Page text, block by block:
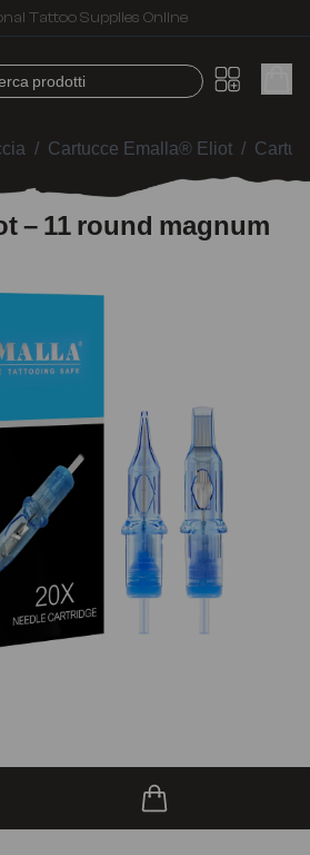
selected for tattoo artists
prodotti
/ Cartucce Emalla® Eliot /
– 11 round magnum